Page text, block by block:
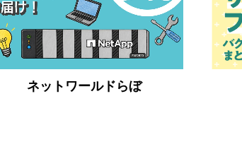
ネットワールドらぼ